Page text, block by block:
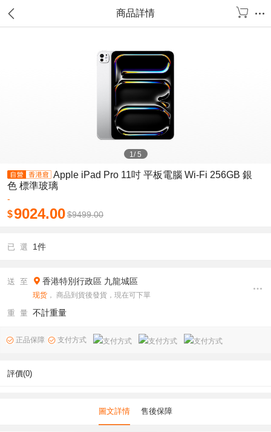
商品詳情
1/5
Apple iPad Pro 11吋 平板電腦 Wi-Fi 256GB 銀
色 標準玻璃
-
$9024.00$9499.00
已 選 1件
送 至 香港特別行政區 九龍城區
现货 ， 商品到貨後發貨，現在可下單
重 量 不計重量
正品保障 支付方式
評價(0)
圖文詳情 售後保障